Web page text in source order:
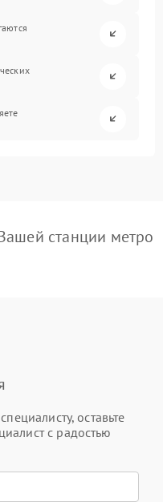
станции метро
оставьте
с радостью